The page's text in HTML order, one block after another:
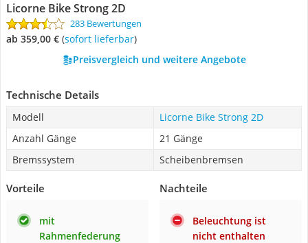
Licorne Bike Strong 2D ‎
283 Bewertungen
ab 359,00 € ( Sofort lieferbar)
Preisvergleich und weitere Angebote
Technische Details
Modell
Licorne Bike Strong 2D ‎
Anzahl Gänge
21 Gänge
Bremssystem
Scheibenbremsen
Vorteile
mit
Rahmenfederung
Nachteile
Beleuchtung ist
nicht enthalten